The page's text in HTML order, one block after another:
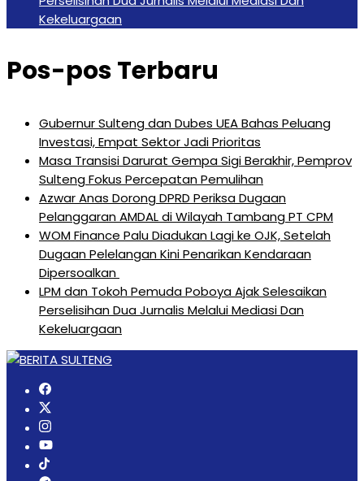
Kekeluargaan
Pos-pos Terbaru
Gubernur Sulteng dan Dubes UEA Bahas Peluang
Investasi, Empat Sektor Jadi Prioritas
Masa Transisi Darurat Gempa Sigi Berakhir, Pemprov
Sulteng Fokus Percepatan Pemulihan
Azwar Anas Dorong DPRD Periksa Dugaan
Pelanggaran AMDAL di Wilayah Tambang PT CPM
‎WOM Finance Palu Diadukan Lagi ke OJK, Setelah
Dugaan Pelelangan Kini Penarikan Kendaraan
Dipersoalkan ‎
LPM dan Tokoh Pemuda Poboya Ajak Selesaikan
Perselisihan Dua Jurnalis Melalui Mediasi Dan
Kekeluargaan